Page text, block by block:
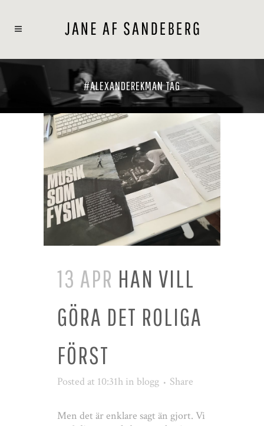
#ALEXANDEREKMAN TAG
13 APR HAN VILL
GÖRA DET ROLIGA
FÖRST
Posted at 10:31h in blogg Share
Men det är enklare sagt än gjort. Vi